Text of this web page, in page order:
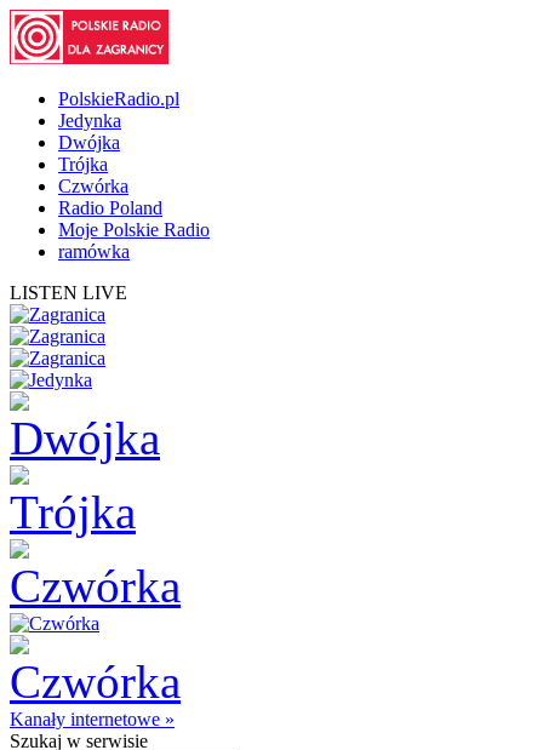
PolskieRadio.pl
Jedynka
Dwójka
Trójka
Czwórka
Radio Poland
Moje Polskie Radio
ramówka
LISTEN LIVE
Kanały internetowe »
Szukaj w serwisie